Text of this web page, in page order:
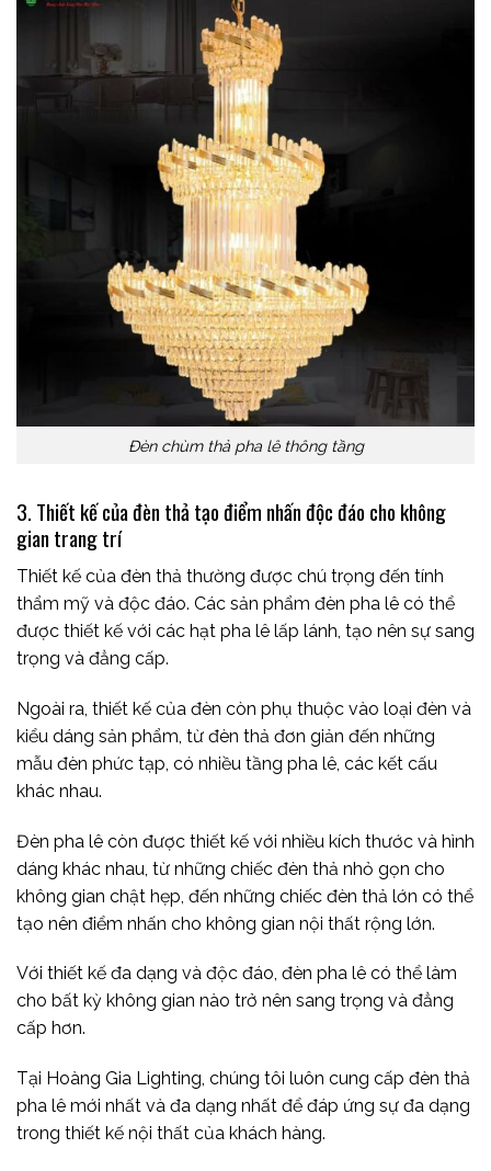
Đèn chùm thả pha lê thông tầng
3. Thiết kế của đèn thả tạo điểm nhấn độc đáo cho không
gian trang trí
Thiết kế của đèn thả thường được chú trọng đến tính
thẩm mỹ và độc đáo. Các sản phẩm đèn pha lê có thể
được thiết kế với các hạt pha lê lấp lánh, tạo nên sự sang
trọng và đẳng cấp.
Ngoài ra, thiết kế của đèn còn phụ thuộc vào loại đèn và
kiểu dáng sản phẩm, từ đèn thả đơn giản đến những
mẫu đèn phức tạp, có nhiều tầng pha lê, các kết cấu
khác nhau.
Đèn pha lê còn được thiết kế với nhiều kích thước và hình
dáng khác nhau, từ những chiếc đèn thả nhỏ gọn cho
không gian chật hẹp, đến những chiếc đèn thả lớn có thể
tạo nên điểm nhấn cho không gian nội thất rộng lớn.
Với thiết kế đa dạng và độc đáo, đèn pha lê có thể làm
cho bất kỳ không gian nào trở nên sang trọng và đẳng
cấp hơn.
Tại Hoàng Gia Lighting, chúng tôi luôn cung cấp đèn thả
pha lê mới nhất và đa dạng nhất để đáp ứng sự đa dạng
trong thiết kế nội thất của khách hàng.